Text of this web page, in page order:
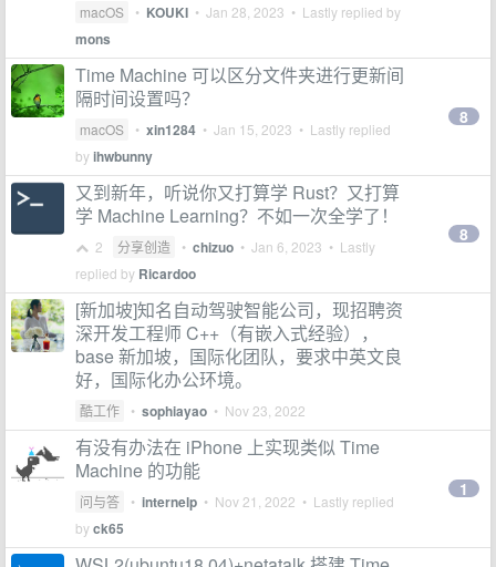
macOS • KOUKI • Jan 28, 2023 • Lastly replied by
mons
Time Machine 可以区分文件夹进行更新间
隔时间设置吗？
macOS • xin1284 • Jan 15, 2023 • Lastly replied
byihwbunny
8
又到新年，听说你又打算学 Rust？又打算
学 Machine Learning？不如一次全学了！
2 分享创造 • chizuo • Jan 6, 2023 • Lastly
replied by Ricardoo
8
[新加坡]知名自动驾驶智能公司，现招聘资
深开发工程师 C++（有嵌入式经验），
base 新加坡，国际化团队，要求中英文良
好，国际化办公环境。
酷工作 • sophiayao • Nov 23, 2022
有没有办法在 iPhone 上实现类似 Time
Machine 的功能
问与答 • internelp • Nov 21, 2022 • Lastly replied
byck65
1